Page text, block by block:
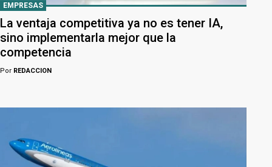
EMPRESAS
La ventaja competitiva ya no es tener IA,
sino implementarla mejor que la
competencia
Por REDACCION